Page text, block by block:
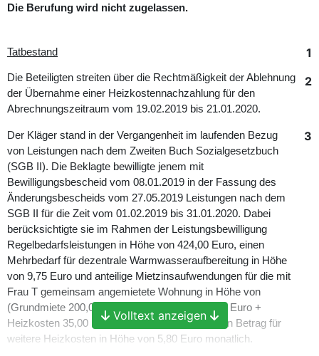
Die Berufung wird nicht zugelassen.
1
Tatbestand
2
Die Beteiligten streiten über die Rechtmäßigkeit der Ablehnung
der Übernahme einer Heizkostennachzahlung für den
Abrechnungszeitraum vom 19.02.2019 bis 21.01.2020.
3
Der Kläger stand in der Vergangenheit im laufenden Bezug
von Leistungen nach dem Zweiten Buch Sozialgesetzbuch
(SGB II). Die Beklagte bewilligte jenem mit
Bewilligungsbescheid vom 08.01.2019 in der Fassung des
Änderungsbescheids vom 27.05.2019 Leistungen nach dem
SGB II für die Zeit vom 01.02.2019 bis 31.01.2020. Dabei
berücksichtigte sie im Rahmen der Leistungsbewilligung
Regelbedarfsleistungen in Höhe von 424,00 Euro, einen
Mehrbedarf für dezentrale Warmwasseraufbereitung in Höhe
von 9,75 Euro und anteilige Mietzinsaufwendungen für die mit
Frau T gemeinsam angemietete Wohnung in Höhe von
(Grundmiete 200,00 Euro + Nebenkosten 25,00 Euro +
Heizkosten 35,00 Euro =) 260,00 Euro und einen Betrag für
weitere Heizkosten in Höhe von 5,80 Euro monatlich.
Volltext anzeigen